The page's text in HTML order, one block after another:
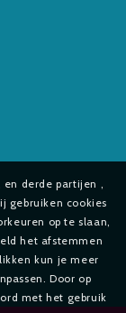
en derde partijen ,
gebruiken cookies
op te slaan,
het afstemmen
kun je meer
Door op
met het gebruik